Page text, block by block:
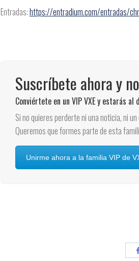
Entradas:https://entradium.com/entradas/
Suscríbete ahora y
Conviértete en un VIP VXE y estarás
Si no quieres perderte ni una noticia, ni
Queremos que formes parte de esta
Unirme ahora a la familia VIP de